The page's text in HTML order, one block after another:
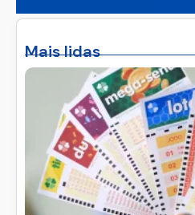
Mais lidas